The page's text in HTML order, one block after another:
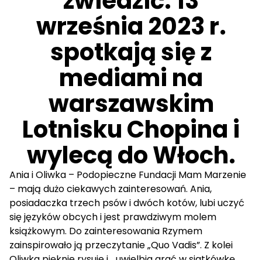
września 2023 r.
spotkają się z
mediami na
warszawskim
Lotnisku Chopina i
wylecą do Włoch.
AniaiOliwka – Podopieczne Fundacji Mam Marzenie
– mają dużo ciekawych zainteresowań. Ania,
posiadaczka trzech psów i dwóch kotów, lubi uczyć
się języków obcych i jest prawdziwym molem
książkowym. Do zainteresowania Rzymem
zainspirowało ją przeczytanie „Quo Vadis”. Z kolei